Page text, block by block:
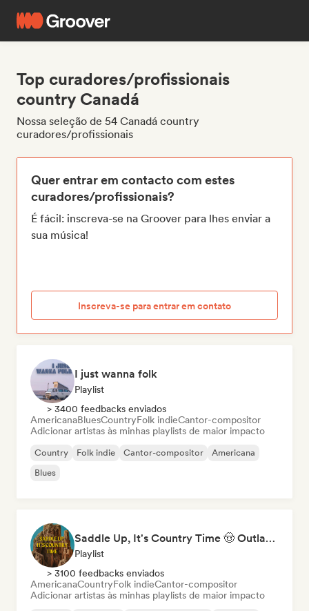
Top curadores/profissionais
country Canadá
Nossa seleção de 54 Canadá country
curadores/profissionais
Quer entrar em contacto com estes
curadores/profissionais?
É fácil: inscreva-se na Groover para lhes enviar a
sua música!
Inscreva-se para entrar em contato
I just wanna folk
Playlist
> 3400 feedbacks enviados
AmericanaBluesCountryFolk indieCantor-compositor
Adicionar artistas às minhas playlists de maior impacto
Country Folk indie Cantor-compositor
Americana
Blues
Saddle Up, It's Country Time 🤠 Outlaw Country, Americana & Country Rock
Playlist
> 3100 feedbacks enviados
AmericanaCountryFolk indieCantor-compositor
Adicionar artistas às minhas playlists de maior impacto